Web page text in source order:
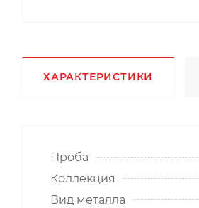
ХАРАКТЕРИСТИКИ
Проба
Коллекция
Вид металла